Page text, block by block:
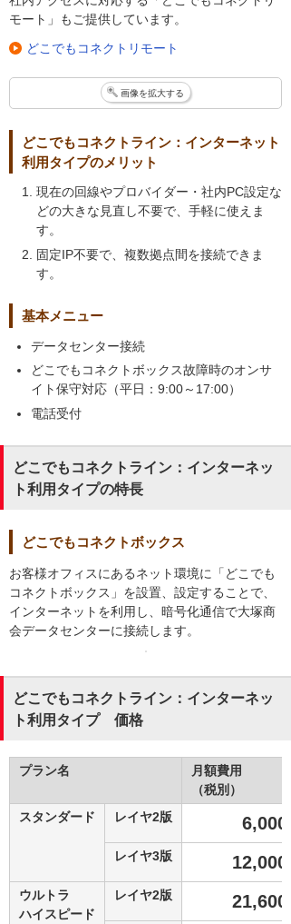
モート」もご提供しています。
どこでもコネクトリモート
画像を拡大する
どこでもコネクトライン：インターネット
利用タイプのメリット
現在の回線やプロバイダー・社内PC設定な
どの大きな見直し不要で、手軽に使えま
す。
固定IP不要で、複数拠点間を接続できま
す。
基本メニュー
データセンター接続
どこでもコネクトボックス故障時のオンサ
イト保守対応（平日：9:00～17:00）
電話受付
どこでもコネクトライン：インターネッ
ト利用タイプの特長
どこでもコネクトボックス
お客様オフィスにあるネット環境に「どこでも
コネクトボックス」を設置、設定することで、
インターネットを利用し、暗号化通信で大塚商
会データセンターに接続します。
どこでもコネクトライン：インターネッ
ト利用タイプ 価格
プラン名
月額費用
（税別）
スタンダード
レイヤ2版 6,000
レイヤ3版 12,000
ウルトラ
ハイスピード
レイヤ2版 21,600